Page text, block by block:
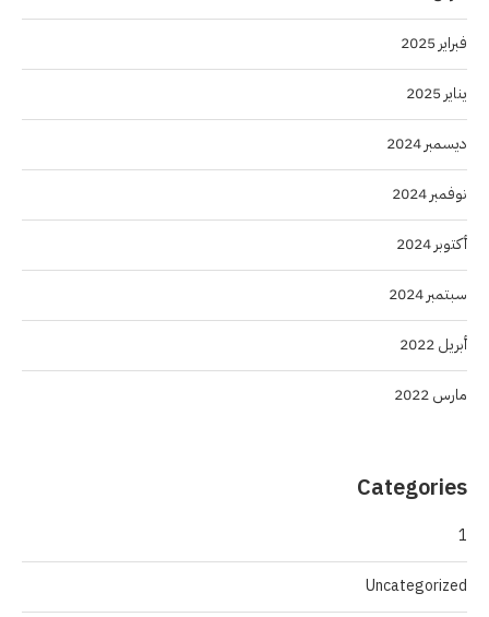
فبراير 2025
يناير 2025
ديسمبر 2024
نوفمبر 2024
أكتوبر 2024
سبتمبر 2024
أبريل 2022
مارس 2022
Categories
1
Uncategorized